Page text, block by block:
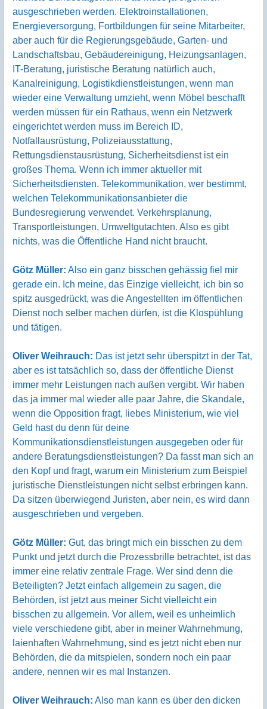
ausgeschrieben werden. Elektroinstallationen,
Energieversorgung, Fortbildungen für seine Mitarbeiter,
aber auch für die Regierungsgebäude, Garten- und
Landschaftsbau, Gebäudereinigung, Heizungsanlagen,
IT-Beratung, juristische Beratung natürlich auch,
Kanalreinigung, Logistikdienstleistungen, wenn man
wieder eine Verwaltung umzieht, wenn Möbel beschafft
werden müssen für ein Rathaus, wenn ein Netzwerk
eingerichtet werden muss im Bereich ID,
Notfallausrüstung, Polizeiausstattung,
Rettungsdienstausrüstung, Sicherheitsdienst ist ein
großes Thema. Wenn ich immer aktueller mit
Sicherheitsdiensten. Telekommunikation, wer bestimmt,
welchen Telekommunikationsanbieter die
Bundesregierung verwendet. Verkehrsplanung,
Transportleistungen, Umweltgutachten. Also es gibt
nichts, was die Öffentliche Hand nicht braucht.
Götz Müller: Also ein ganz bisschen gehässig fiel mir
gerade ein. Ich meine, das Einzige vielleicht, ich bin so
spitz ausgedrückt, was die Angestellten im öffentlichen
Dienst noch selber machen dürfen, ist die Klospühlung
und tätigen.
Oliver Weihrauch: Das ist jetzt sehr überspitzt in der Tat,
aber es ist tatsächlich so, dass der öffentliche Dienst
immer mehr Leistungen nach außen vergibt. Wir haben
das ja immer mal wieder alle paar Jahre, die Skandale,
wenn die Opposition fragt, liebes Ministerium, wie viel
Geld hast du denn für deine
Kommunikationsdienstleistungen ausgegeben oder für
andere Beratungsdienstleistungen? Da fasst man sich an
den Kopf und fragt, warum ein Ministerium zum Beispiel
juristische Dienstleistungen nicht selbst erbringen kann.
Da sitzen überwiegend Juristen, aber nein, es wird dann
ausgeschrieben und vergeben.
Götz Müller: Gut, das bringt mich ein bisschen zu dem
Punkt und jetzt durch die Prozessbrille betrachtet, ist das
immer eine relativ zentrale Frage. Wer sind denn die
Beteiligten? Jetzt einfach allgemein zu sagen, die
Behörden, ist jetzt aus meiner Sicht vielleicht ein
bisschen zu allgemein. Vor allem, weil es unheimlich
viele verschiedene gibt, aber in meiner Wahrnehmung,
laienhaften Wahrnehmung, sind es jetzt nicht eben nur
Behörden, die da mitspielen, sondern noch ein paar
andere, nennen wir es mal Instanzen.
Oliver Weihrauch: Also man kann es über den dicken